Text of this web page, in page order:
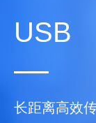
USB
长距离高效